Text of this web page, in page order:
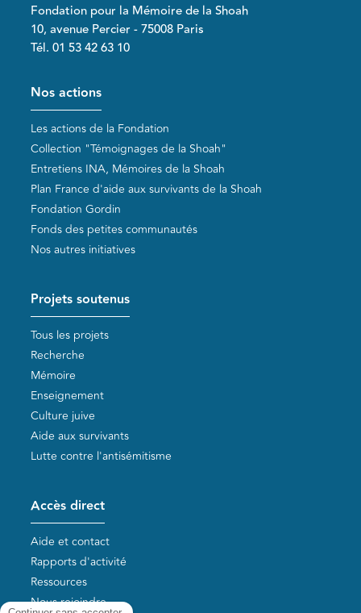
Fondation pour la Mémoire de la Shoah
10, avenue Percier - 75008 Paris
Tél. 01 53 42 63 10
Pied de page
Nos actions
Les actions de la Fondation
Collection "Témoignages de la Shoah"
Entretiens INA, Mémoires de la Shoah
Plan France d'aide aux survivants de la Shoah
Fondation Gordin
Fonds des petites communautés
Nos autres initiatives
Projets soutenus
Tous les projets
Recherche
Mémoire
Enseignement
Culture juive
Aide aux survivants
Lutte contre l'antisémitisme
Accès direct
Aide et contact
Rapports d'activité
Ressources
Nous rejoindre